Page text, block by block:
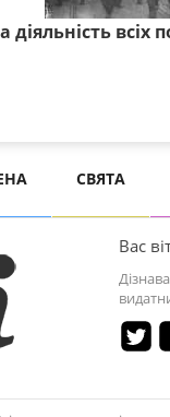
діяльність всіх
СВЯТА
Вас